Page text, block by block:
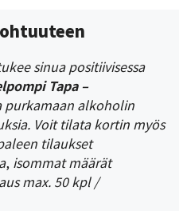
sinua positiivisessa
Tapa –
purkamaan alkoholin
Voit tilata kortin myös
tilaukset
, isommat määrät
max. 50 kpl /